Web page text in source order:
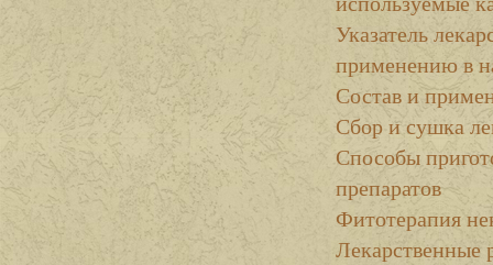
Указатель
применению в
Состав и
Сбор и сушка
Способы
препаратов
Фитотерапия
Лекарственные